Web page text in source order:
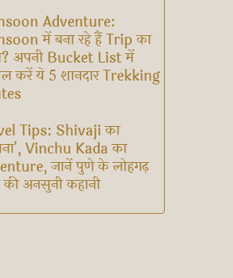
Adventure:
में बना रहे हैं Trip का
अपनी Bucket List में
करें ये 5 शानदार Trekking
Tips: Shivaji का
Vinchu Kada का
जानें पुणे के लोहगढ़
अनसुनी कहानी